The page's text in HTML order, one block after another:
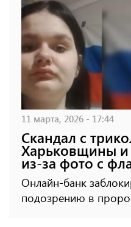
11 марта, 2026 - 17:44
Скандал с
Харьковщины и
из-за фото с
Онлайн-банк
подозрению в